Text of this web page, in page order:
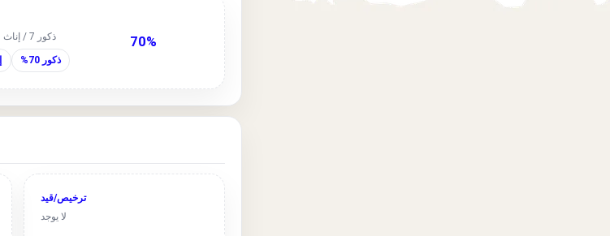
70%
ذكور 7 / إناث 3 — المجموع 10
ذكور 70%
ترخيص/قيد
لا يوجد